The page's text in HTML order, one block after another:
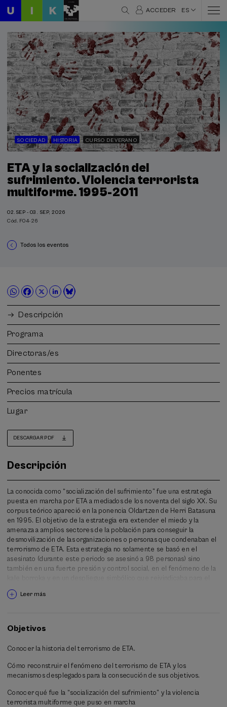
ACCEDER ES
SOCIEDAD HISTORIA CURSO DE VERANO
ETA y la socialización del
sufrimiento. Violencia terrorista
multiforme. 1995-2011
02.SEP - 03. SEP, 2026
Cód. F04-26
Todos los eventos
Descripción
Programa
Directoras/es
Ponentes
Precios matrícula
Lugar
DESCARGAR PDF
Descripción
La conocida como “socialización del sufrimiento” fue una estrategia
puesta en marcha por ETA a mediados de los noventa del siglo XX. Su
corpus teórico apareció en la ponencia Oldartzen de Herri Batasuna
en 1995. El objetivo de la estrategia era extender el miedo y la
amenaza a amplios sectores de la población para conseguir la
desmovilización de las organizaciones o personas que condenaban el
terrorismo de ETA. Esta estrategia no solamente se basó en el
asesinato (durante este periodo se asesinó a 98 personas) sino
también en una fuerte presión y control social, en el fenómeno de la
mundo del nacionalismo vasco radical el espacio público.
en marcha y fueron sus consecuencias. El ataque al pluralismo
político, el ataque a los medios de comunicación y a intelectuales o
fueron algunos de los elementos centrales de la estrategia. También
se analizará en qué ámbitos se percibió más este fenómeno.
Finalmente, y dado que la historia oral es una de las fuentes
algunos testimonios de quienes experimentaron, desde distintas
ópticas, este fenómeno.
Leer más
Objetivos
Conocer la historia del terrorismo de ETA.
Cómo reconstruir el fenómeno del terrorismo de ETA y los
mecanismos desplegados para la consecución de sus objetivos.
Conocer qué fue la “socialización del sufrimiento” y la violencia
terrorista multiforme que puso en marcha